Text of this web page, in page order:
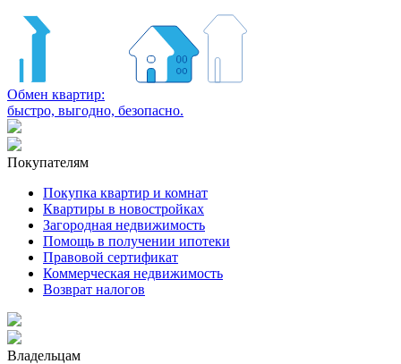
Обмен квартир:
быстро, выгодно, безопасно.
Покупателям
Покупка квартир и комнат
Квартиры в новостройках
Загородная недвижимость
Помощь в получении ипотеки
Правовой сертификат
Коммерческая недвижимость
Возврат налогов
Владельцам